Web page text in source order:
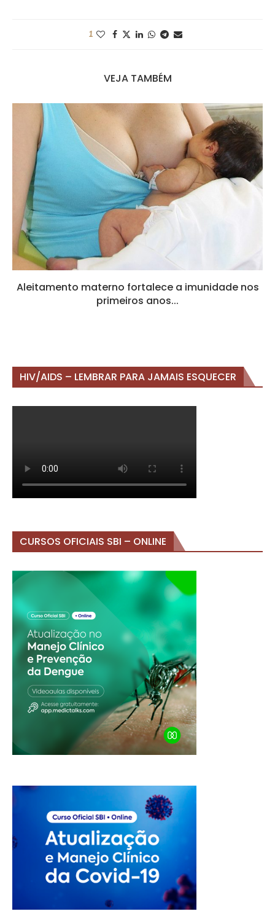
1
VEJA TAMBÉM
Aleitamento materno fortalece a imunidade nos
primeiros anos...
HIV/AIDS – LEMBRAR PARA JAMAIS ESQUECER
CURSOS OFICIAIS SBI – ONLINE